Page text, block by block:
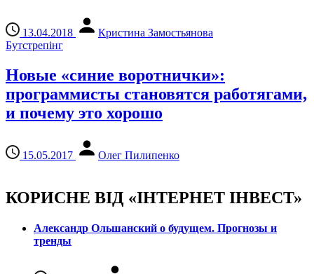
13.04.2018
Кристина Замостьянова
Бутстрепінг
Новые «синие воротнички»:
программисты становятся работягами,
и почему это хорошо
15.05.2017 Олег Пилипенко
КОРИСНЕ ВІД «ІНТЕРНЕТ ІНВЕСТ»
Александр Ольшанский о будущем. Прогнозы и
тренды